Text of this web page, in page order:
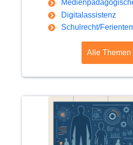
Digitalassistenz
Schulrecht/
Alle Themen